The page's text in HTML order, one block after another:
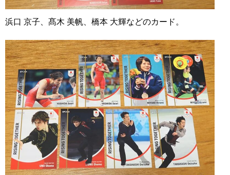
浜口 京子、髙木 美帆、橋本 大輝などのカード。